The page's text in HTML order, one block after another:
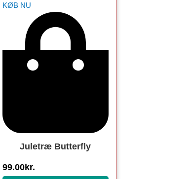
KØB NU
Juletræ Butterfly
99.00kr.